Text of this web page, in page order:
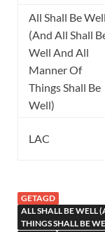
All Shall Be Well
(And All Shall
Well And All
Manner Of
Things Shall Be
Well)
LAC
GETAGD
ALL SHALL BE WELL
THINGS SHALL BE